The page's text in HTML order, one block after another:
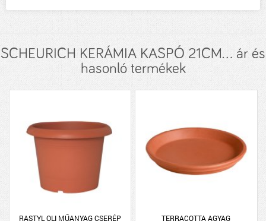
SCHEURICH KERÁMIA KASPÓ 21CM... ár és
hasonló termékek
RASTYL OLI MŰANYAG CSERÉP
TERRACOTTA AGYAG